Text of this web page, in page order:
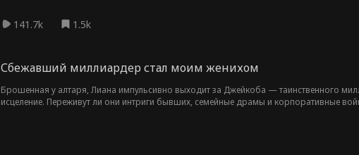
141.7k 1.5k
Сбежавший миллиардер стал моим женихом
Брошенная у алтаря, Лиана импульсивно выходит за Джейкоба — таинственного
исцеление. Переживут ли они интриги бывших, семейные драмы и корпоративные